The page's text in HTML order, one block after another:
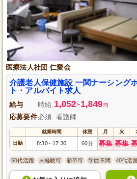
医療法人社団 仁愛会
介護老人保健施設 一関ナーシング
ト・アルバイト求人
給与 時給 1,052~1,849 円
応募要件必須: 看護師
就業時間 休憩 月 火
日勤 8:30～ 17:30 60分 募集 募集
50代活躍 未経験可 新卒可 学歴不問 40代活